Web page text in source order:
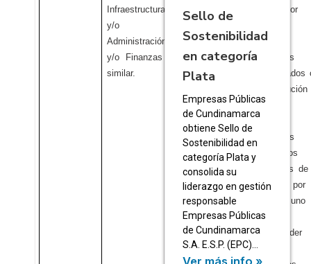
Infraestructura
y/o
Administración
y/o Finanzas o
similar.
cuatro
proyectos
relacionados
la
estudios
proyectos
hidráulicos
sanitarios
cuales
menos uno
deben
análisis
Sello de
Sostenibilidad
en categoría
Plata
Empresas Públicas
de Cundinamarca
obtiene Sello de
Sostenibilidad en
categoría Plata y
consolida su
liderazgo en gestión
responsable
Empresas Públicas
de Cundinamarca
S.A. E.S.P. (EPC)…
Ver más info »